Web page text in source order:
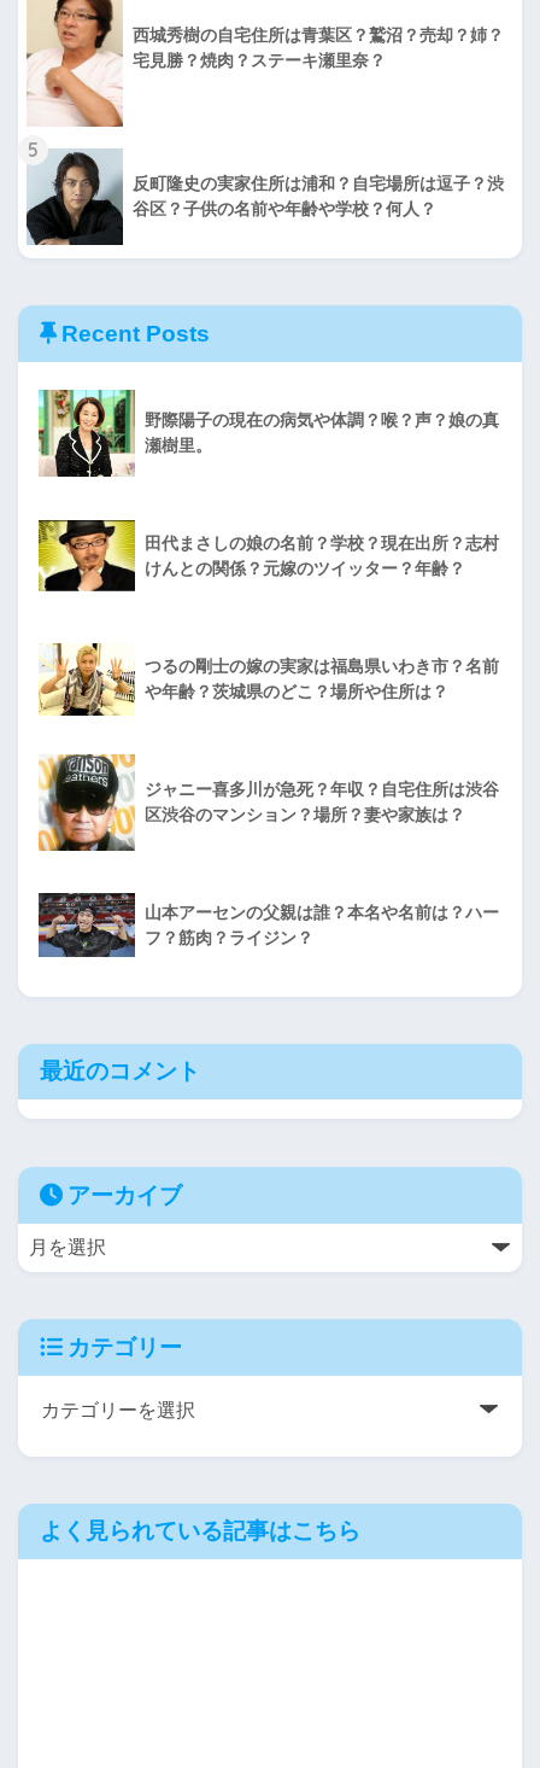
西城秀樹の自宅住所は青葉区？鷲沼？売却？姉？
宅見勝？焼肉？ステーキ瀬里奈？
5
反町隆史の実家住所は浦和？自宅場所は逗子？渋
谷区？子供の名前や年齢や学校？何人？
Recent Posts
野際陽子の現在の病気や体調？喉？声？娘の真
瀬樹里。
田代まさしの娘の名前？学校？現在出所？志村
けんとの関係？元嫁のツイッター？年齢？
つるの剛士の嫁の実家は福島県いわき市？名前
や年齢？茨城県のどこ？場所や住所は？
ジャニー喜多川が急死？年収？自宅住所は渋谷
区渋谷のマンション？場所？妻や家族は？
山本アーセンの父親は誰？本名や名前は？ハー
フ？筋肉？ライジン？
最近のコメント
アーカイブ
カテゴリー
よく見られている記事はこちら